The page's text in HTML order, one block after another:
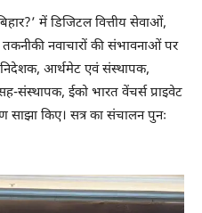
में डिजिटल वित्तीय सेवाओं,
नवाचारों की संभावनाओं पर
निदेशक, आर्थमेट एवं संस्थापक,
ईको भारत वेंचर्स प्राइवेट
किए। सत्र का संचालन पुनः